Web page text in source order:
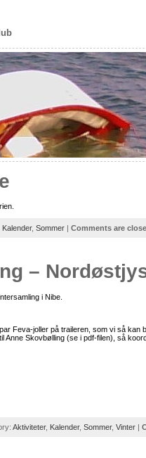
Kalender, Sommer Comments are
–
i Nibe.
Feva-joller på traileren, som vi så kan
Anne Skovbølling (se i pdf-filen), så
Aktiviteter, Kalender, Sommer, Vinter |